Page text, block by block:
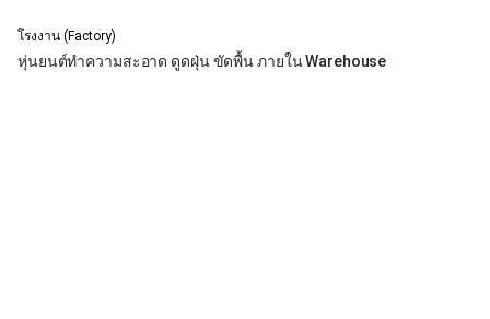
โรงงาน (Factory)
หุ่นยนต์ทำความสะอาด ดูดฝุ่น ขัดพื้น ภายใน Warehouse